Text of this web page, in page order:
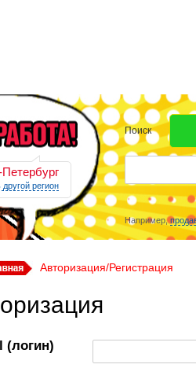
регион
Поиск
Например,
Авторизация/Регистрация
(логин)